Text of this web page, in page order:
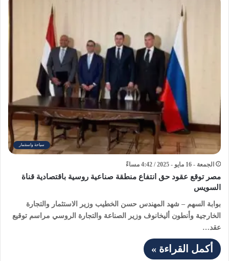
سياحة واستثمار
الجمعة - 16 مايو - 2025 / 4:42 مساءً
مصر توقع عقود حق انتفاع منطقة صناعية روسية باقتصادية قناة
السويس
بوابة السهم – شهد المهندس حسن الخطيب وزير الاستثمار والتجارة
الخارجية وأنطون أليخانوف وزير الصناعة والتجارة الروسي مراسم توقيع
عقد…
أكمل القراءة »